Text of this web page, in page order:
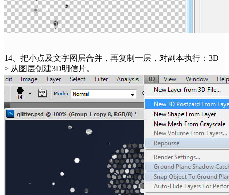
14、把小点及文字图层合并，再复制一层，对副本执行：3D
> 从图层创建3D明信片。